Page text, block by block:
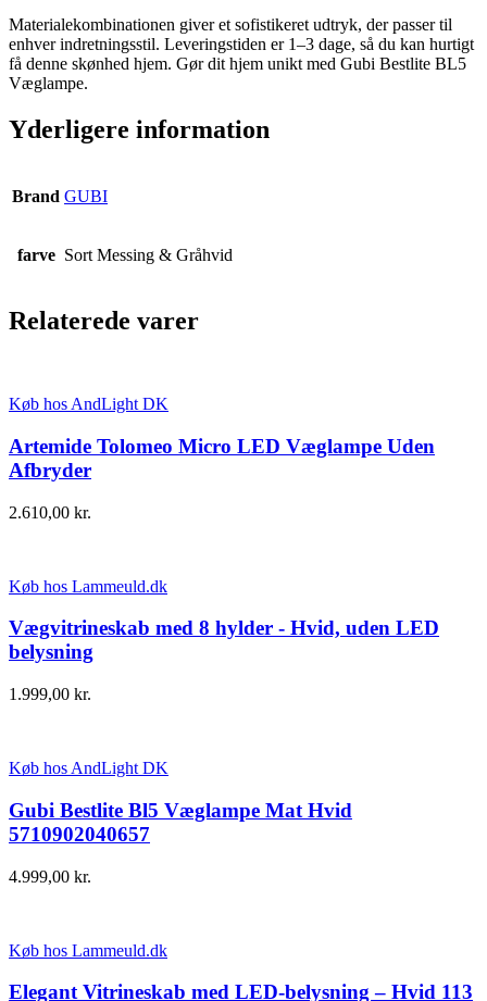
Materialekombinationen giver et sofistikeret udtryk, der passer til
enhver indretningsstil. Leveringstiden er 1–3 dage, så du kan hurtigt
få denne skønhed hjem. Gør dit hjem unikt med Gubi Bestlite BL5
Væglampe.
Yderligere information
Brand GUBI
farve Sort Messing & Gråhvid
Relaterede varer
Køb hos AndLight DK
Artemide Tolomeo Micro LED Væglampe Uden
Afbryder
2.610,00 kr.
Køb hos Lammeuld.dk
Vægvitrineskab med 8 hylder - Hvid, uden LED
belysning
1.999,00 kr.
Køb hos AndLight DK
Gubi Bestlite Bl5 Væglampe Mat Hvid
5710902040657
4.999,00 kr.
Køb hos Lammeuld.dk
Elegant Vitrineskab med LED-belysning – Hvid 113